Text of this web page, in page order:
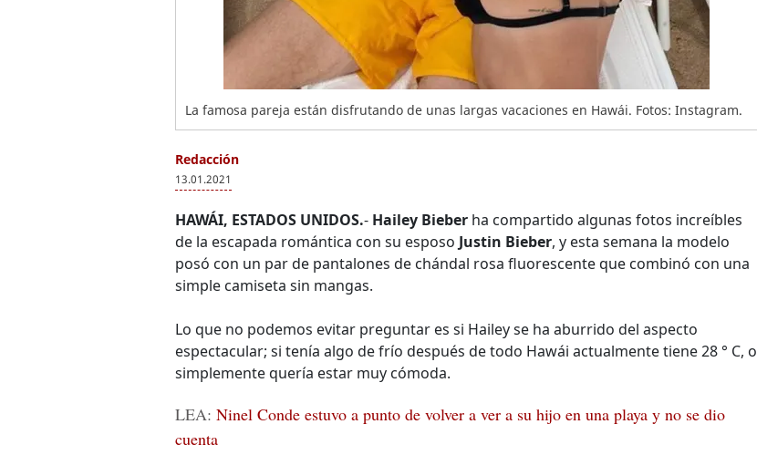
La famosa pareja están disfrutando de unas largas vacaciones en Hawái. Fotos: Instagram.
Redacción
13.01.2021
HAWÁI, ESTADOS UNIDOS.- Hailey Bieber ha compartido algunas fotos increíbles
de la escapada romántica con su esposo Justin Bieber, y esta semana la modelo
posó con un par de pantalones de chándal rosa fluorescente que combinó con una
simple camiseta sin mangas.
Lo que no podemos evitar preguntar es si Hailey se ha aburrido del aspecto
espectacular; si tenía algo de frío después de todo Hawái actualmente tiene 28 ° C, o
simplemente quería estar muy cómoda.
LEA: Ninel Conde estuvo a punto de volver a ver a su hijo en una playa y no se dio
cuenta